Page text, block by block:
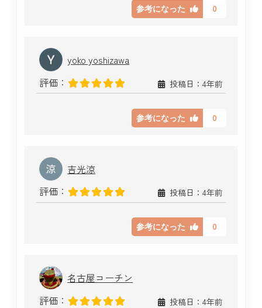
参考になった 0
yoko yoshizawa
評価：
投稿日：4年前
参考になった 0
吉光涼
評価：
投稿日：4年前
参考になった 0
名古屋コーチン
評価：
投稿日：4年前